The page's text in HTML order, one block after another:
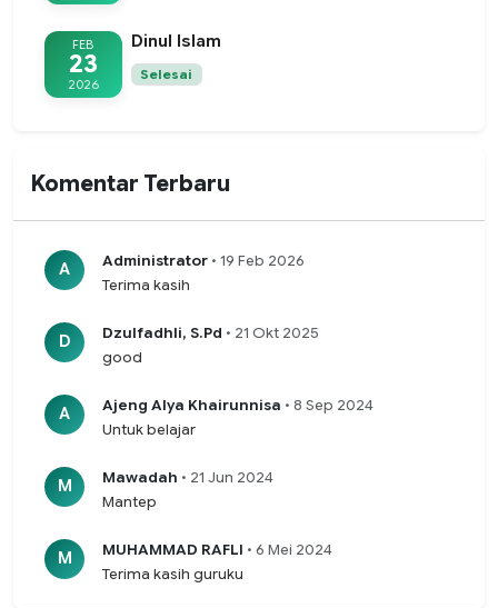
FEB
23
2026
Dinul Islam
Selesai
Komentar Terbaru
A Administrator • 19 Feb 2026
Terima kasih
D Dzulfadhli, S.Pd • 21 Okt 2025
good
A Ajeng Alya Khairunnisa • 8 Sep 2024
Untuk belajar
M Mawadah • 21 Jun 2024
Mantep
M MUHAMMAD RAFLI • 6 Mei 2024
Terima kasih guruku